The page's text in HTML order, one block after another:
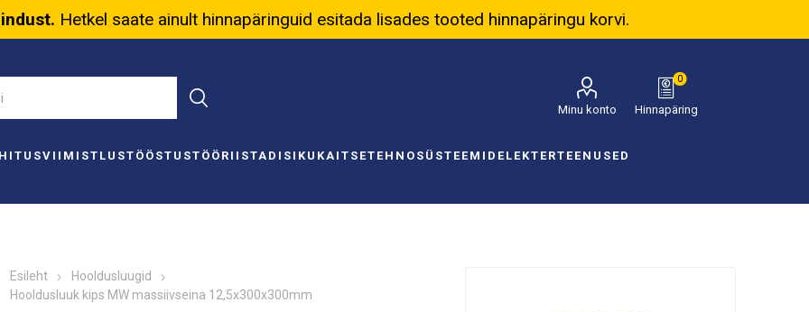
Hetkel saate ainult hinnapäringuid esitada lisades tooted hinnapäringu korvi.
Minu konto Hinnapäring
0
VIIMISTLUSTÖÖSTUSTÖÖRIISTAD ISIKUKAITSETEHNOSÜSTEEMID ELEKTERTEENUSED
Esileht
Hooldusluugid
Hooldusluuk kips MW massiivseina 12,5x300x300mm